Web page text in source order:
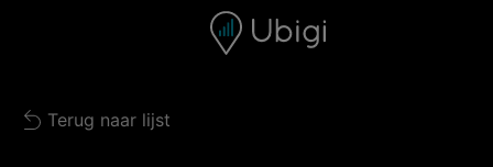
Navigatiebalk Voettekst
Back to list
Terug naar lijst